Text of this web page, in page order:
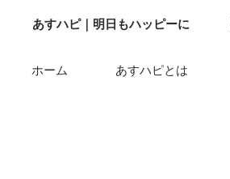
あすハピ｜明日もハッピーに
ホーム あすハピとは